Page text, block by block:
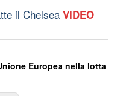
il Chelsea VIDEO
Europea nella lotta